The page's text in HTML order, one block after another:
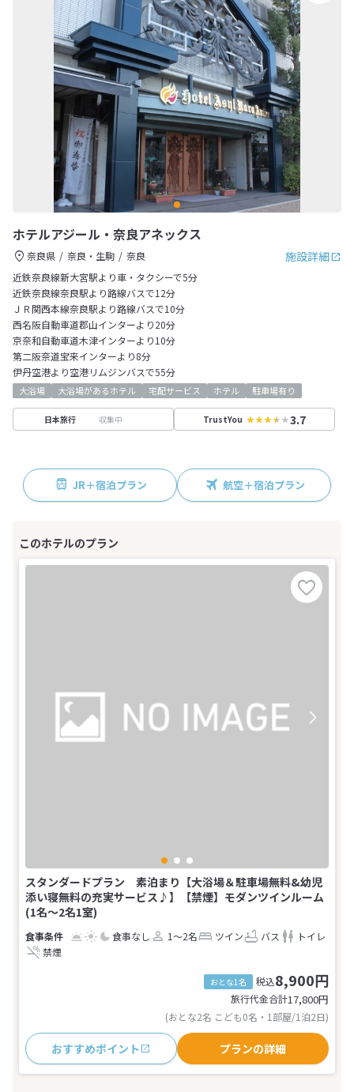
ホテルアジール・奈良アネックス
施設詳細
奈良県 奈良・生駒
奈良
近鉄奈良線新大宮駅より車・タクシーで5分
近鉄奈良線奈良駅より路線バスで12分
ＪＲ関西本線奈良駅より路線バスで10分
西名阪自動車道郡山インターより20分
京奈和自動車道木津インターより10分
第二阪奈道宝来インターより8分
伊丹空港より空港リムジンバスで55分
大浴場 大浴場があるホテル 宅配サービス ホテル 駐車場有り
日本旅行 収集中 TrustYou 3.7
JR＋宿泊プラン 航空＋宿泊プラン
スタンダードプラン 素泊まり【大浴場＆駐車場無料&幼児
添い寝無料の充実サービス♪】【禁煙】モダンツインルーム
(1名～2名1室)
食事なし 1～2名 ツイン バス
トイレ
禁煙
おとな1名 税込8,900円
旅行代金合計17,800円
(おとな2名 こども0名・1部屋/1泊2日)
おすすめポイント プランの詳細